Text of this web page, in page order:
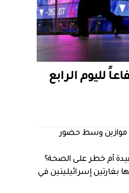
لليوم الرابع
19 لمهرجان موازين وسط حضور
أم خطر على الصحة؟
6 من موظفيها بغارتين إسرائيليتين في